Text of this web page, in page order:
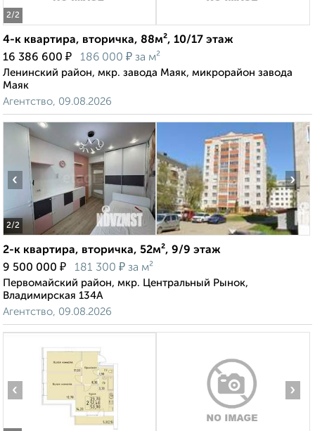
2/2
4-к квартира, вторичка, 88м², 10/17 этаж
16 386 600 ₽ 186 000 ₽ за м²
Ленинский район, мкр. завода Маяк, микрорайон завода
Маяк
Агентство, 09.08.2026
2/2
‹ ›
2-к квартира, вторичка, 52м², 9/9 этаж
9 500 000 ₽ 181 300 ₽ за м²
Первомайский район, мкр. Центральный Рынок,
Владимирская 134А
Агентство, 09.08.2026
‹ ›